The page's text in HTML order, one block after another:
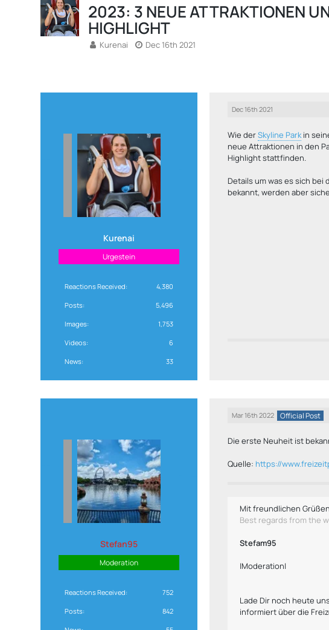
2023: 3 NEUE ATTRAKTIONEN
HIGHLIGHT
Kurenai Dec 16th 2021
Kurenai
Urgestein
Reactions Received 4,380
Posts 5,496
Images 1,753
Videos 6
News 33
Dec 16th 2021
Wie derSkyline Parkin
neue Attraktionen in den
Highlight stattfinden.
Details um was es sich
bekannt, werden aber
Stefan95
Moderation
Reactions Received 752
Posts 842
Mar 16th 2022 Official Post
Die erste Neuheit ist
Quelle: https://
Mit freundlichen
Best regards from the
Stefam95
|Moderation|
Lade Dir noch heute
informiert über die